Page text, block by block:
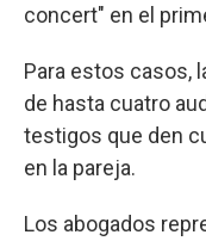
concert" en el
Para estos casos,
de hasta cuatro
testigos que den
en la pareja.
Los abogados